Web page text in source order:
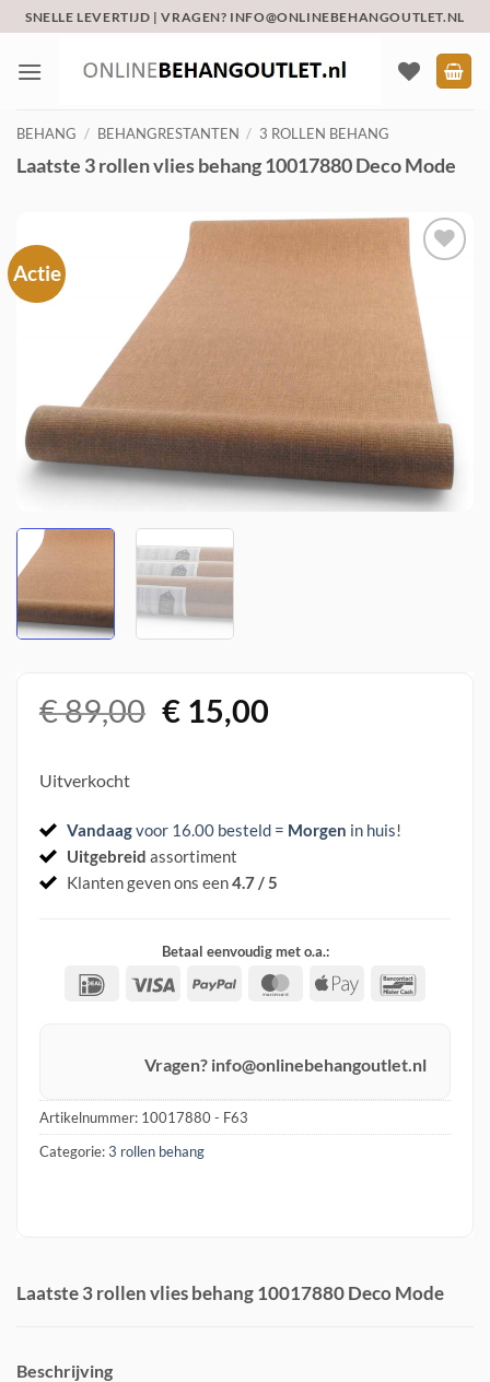
naar
inhoud
SNELLE LEVERTIJD | VRAGEN? INFO@ONLINEBEHANGOUTLET.NL
BEHANG / BEHANGRESTANTEN / 3 ROLLEN BEHANG
Laatste 3 rollen vlies behang 10017880 Deco Mode
Actie
Toevoegen
aan
verlanglijst
€89,00 Oorspronkelijke
€15,00Huidige
Uitverkocht
Vandaagvoor 16.00 besteld = Morgen in huis!
Uitgebreid assortiment
Klanten geven ons een4.7 / 5
Betaal eenvoudig met o.a.:
IDeal Visa PayPal MasterCard
Apple
Vragen? info@onlinebehangoutlet.nl
Artikelnummer: 10017880 - F63
Categorie:3 rollen behang
Laatste 3 rollen vlies behang 10017880 Deco Mode
Beschrijving